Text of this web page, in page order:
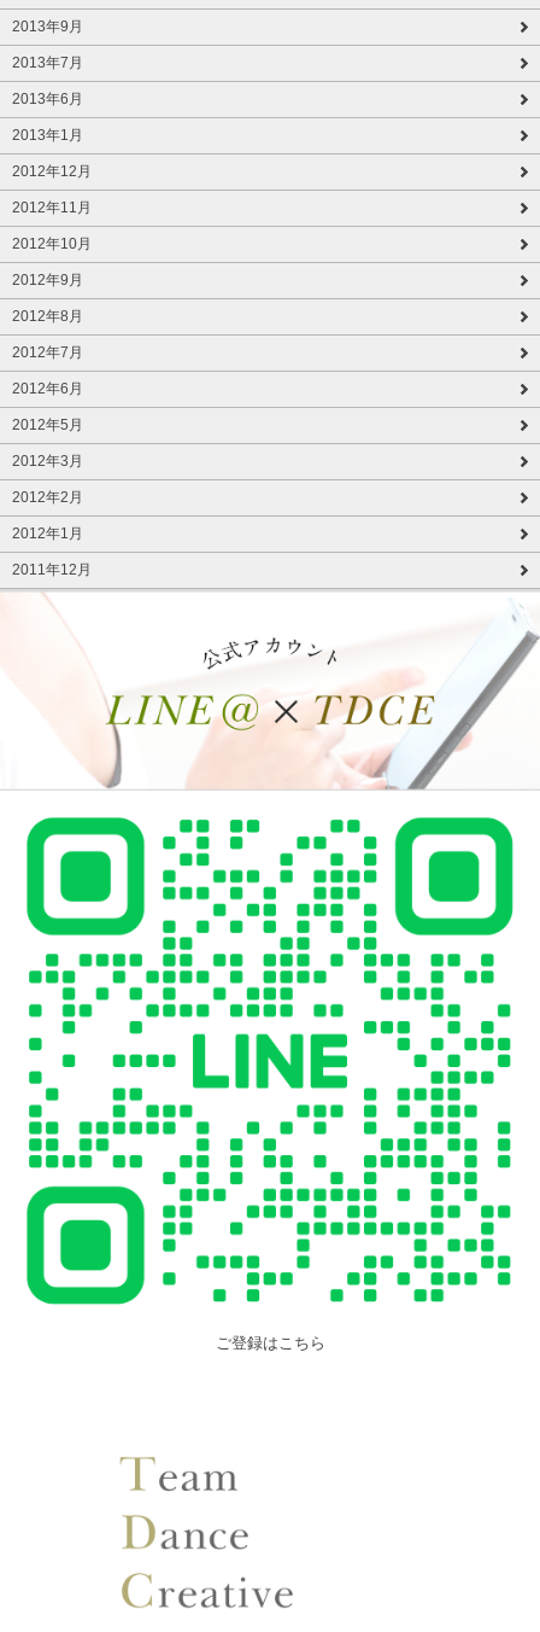
2013年9月
2013年7月
2013年6月
2013年1月
2012年12月
2012年11月
2012年10月
2012年9月
2012年8月
2012年7月
2012年6月
2012年5月
2012年3月
2012年2月
2012年1月
2011年12月
ご登録はこちら